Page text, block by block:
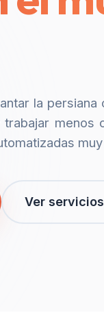
la persiana
menos
Ver servicios